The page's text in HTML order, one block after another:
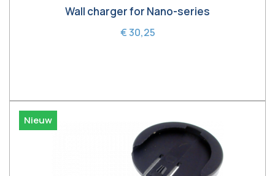
Wall charger for Nano-series
€ 30,25
Nieuw